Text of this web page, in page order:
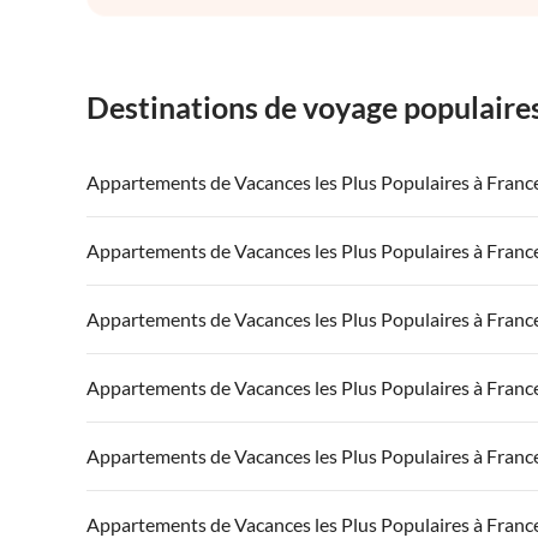
Destinations de voyage
Appartements de Vacances les Plus Populaires à
Appartements de Vacances à France
Appartements de Vacances à Côte atlantique
Appartements de Vacances à Côte d'Azur
Appartements de Vacances les Plus Populaires à
Appartements de Vacances à France
Appartements de Vacances à Côte atlantique
Appartements de Vacances à Côte d'Azur
Appartements de Vacances les Plus Populaires à
Appartements de Vacances à France
Appartements de Vacances à Côte atlantique
Appartements de Vacances à Côte d'Azur
Appartements de Vacances les Plus Populaires à
Appartements de Vacances à France
Appartements de Vacances à Côte atlantique
Appartements de Vacances les Plus Populaires à
Appartements de Vacances à France
Appartements de Vacances les Plus Populaires à